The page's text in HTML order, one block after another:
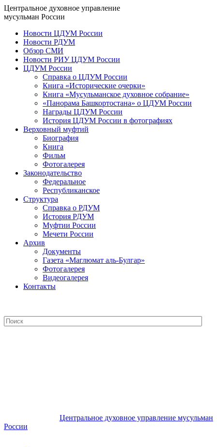
Центральное духовное управление
мусульман России
Новости ЦДУМ России
Новости РДУМ
Обзор СМИ
Новости РИУ ЦДУМ России
ЦДУМ России
Справка о ЦДУМ России
Книга «Исторические очерки»
Книга «Мусульманское духовное собрание»
«Панорама Башкортостана» о ЦДУМ России
Награды ЦДУМ России
История ЦДУМ России в фотографиях
Верховный муфтий
Биография
Книга
Фильм
Фотогалерея
Законодательство
Федеральное
Республиканское
Структура
Справка о РДУМ
История РДУМ
Муфтии России
Мечети России
Архив
Документы
Газета «Маглюмат аль-Булгар»
Фотогалерея
Видеогалерея
Контакты
Центральное духовное управление мусульман
России